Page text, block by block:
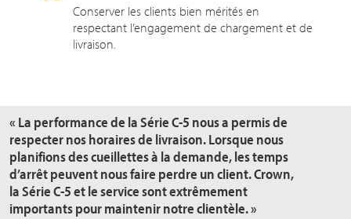
Conserver les clients bien mérités en
respectant l’engagement de chargement et de
livraison.
« La performance de la Série C-5 nous a permis de
respecter nos horaires de livraison. Lorsque nous
planifions des cueillettes à la demande, les temps
d’arrêt peuvent nous faire perdre un client. Crown,
la Série C-5 et le service sont extrêmement
importants pour maintenir notre clientèle. »